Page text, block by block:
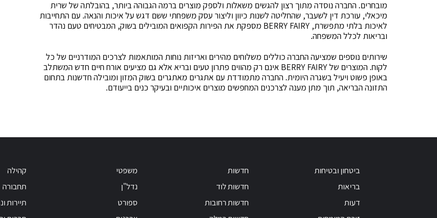
מובחרים. החברה נוסדה מתוך רצון להגשים משאלות ולספק מוצרים ברמה הגבוהה ביותר, בהובלתה של שרית
מיכאלי, עורכת דין לשעבר, שהחליטה לשנות כיוון וליצור עסק משפחתי ששם דגש על איכות והנאה. עם התחייבות
לאיכות בלתי מתפשרת, BERRY FAIRY מספקת את הפירות הקפואים המובילים בשוק, המבטיחים טעם נהדר
ובריאות לכלל המשפחה.
שירותים נוספים שמציעה החברה כוללים משלוחים מהירים ואריזות נוחות המותאמות לצרכים המודרניים של כל
לקוח. המוצרים של BERRY FAIRY אינם רק מהווים פתרון טעים ובריא אלא גם מציעים אורח חיים חדש המשתלב
באופן פשוט ויעיל בשגרה היומית. החברה מתמודדת עם אתגרים מאתגרים בשוק המזון ומובילה חדשנות בתחום
התזונה הבריאה, תוך מתן מענה לצרכנים המחפשים מוצרים איכותיים ובעיקר כנים בייעודם.
ביטחון ובטיחות
בריאות
דעות
חדשות
חדשות לוד
חדשות רחובות
משפטי
נדל"ן
ספורט
קהילה
תחבורה
תיירות